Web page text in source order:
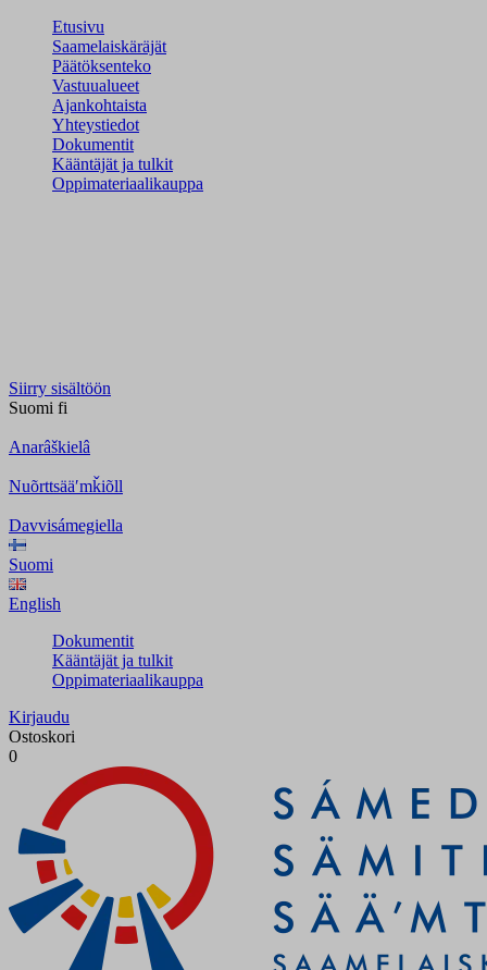
Etusivu
Saamelaiskäräjät
Päätöksenteko
Vastuualueet
Ajankohtaista
Yhteystiedot
Dokumentit
Kääntäjät ja tulkit
Oppimateriaalikauppa
Siirry sisältöön
Suomi fi
Anarâškielâ
Nuõrttsääʹmǩiõll
Davvisámegiella
Suomi
English
Dokumentit
Kääntäjät ja tulkit
Oppimateriaalikauppa
Kirjaudu
Ostoskori
0